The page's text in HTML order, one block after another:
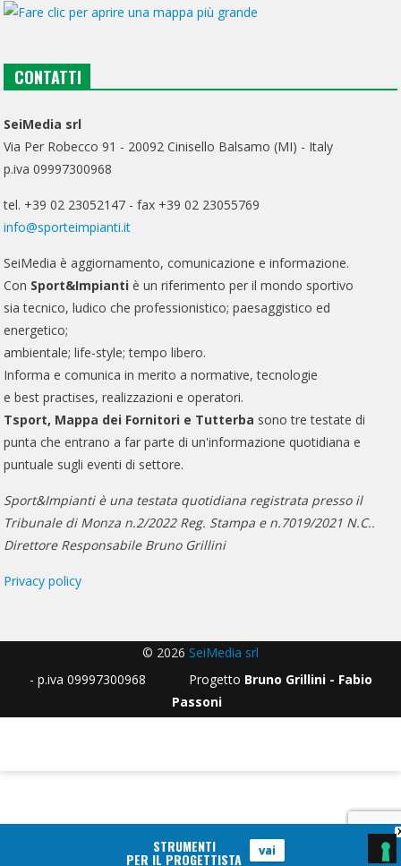
CONTATTI
SeiMedia srl
Via Per Robecco 91 - 20092 Cinisello Balsamo (MI) - Italy
p.iva 09997300968
tel. +39 02 23052147 - fax +39 02 23055769
info@sporteimpianti.it
SeiMedia è aggiornamento, comunicazione e informazione.
Con Sport&Impianti è un riferimento per il mondo sportivo
sia tecnico, ludico che professionistico; paesaggistico ed
energetico;
ambientale; life-style; tempo libero.
Informa e comunica in merito a normative, tecnologie
e best practises, realizzazioni e operatori.
Tsport, Mappa dei Fornitori e Tutterba sono tre testate di
punta che entrano a far parte di un'informazione quotidiana e
puntuale sugli eventi di settore.
Sport&Impianti è una testata quotidiana registrata presso il
Tribunale di Monza n.2/2022 Reg. Stampa e n.7019/2021 N.C..
Direttore Responsabile Bruno Grillini
Privacy policy
© 2026 SeiMedia srl
- p.iva 09997300968 Progetto Bruno Grillini - Fabio
Passoni
STRUMENTI
PER IL PROGETTISTA vai